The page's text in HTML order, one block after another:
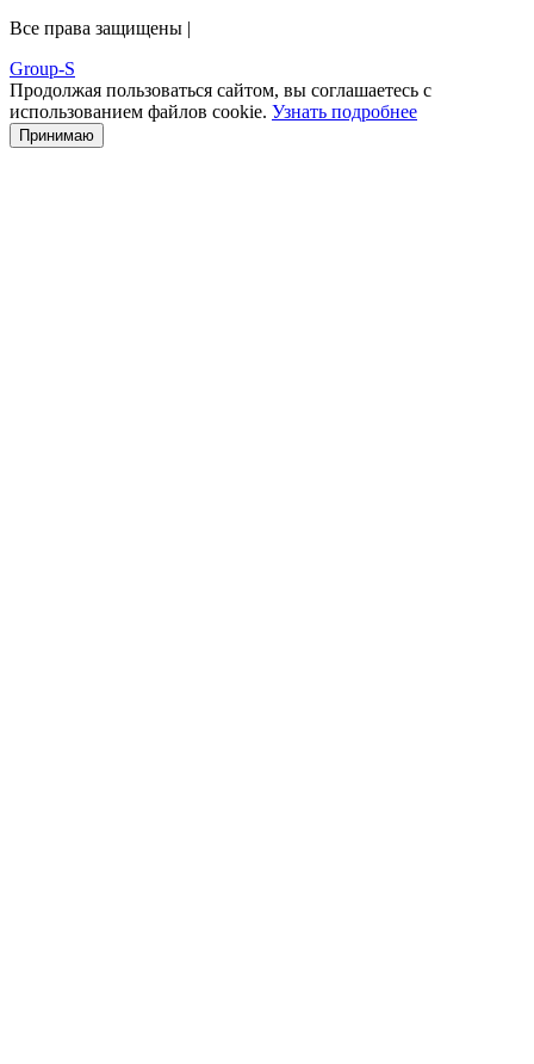
Все права защищены |
Group-S
Продолжая пользоваться сайтом, вы соглашаетесь с
использованием файлов cookie. Узнать подробнее
Принимаю